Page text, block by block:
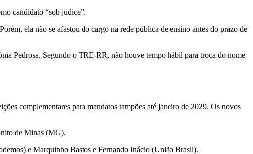
candidato “sob judice”.
ela não se afastou do cargo na rede pública de ensino antes do prazo de
Pedrosa. Segundo o TRE-RR, não houve tempo hábil para troca do nome
complementares para mandatos tampões até janeiro de 2029. Os novos
de Minas (MG).
e Marquinho Bastos e Fernando Inácio (União Brasil).